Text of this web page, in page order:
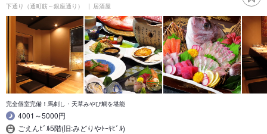
下通り（通町筋～銀座通り） 居酒屋
完全個室完備！馬刺し・天草みやび鯛を堪能
4001～5000円
ごえんﾋﾞﾙ5階(旧:みどりやﾄｰｷﾋﾞﾙ)